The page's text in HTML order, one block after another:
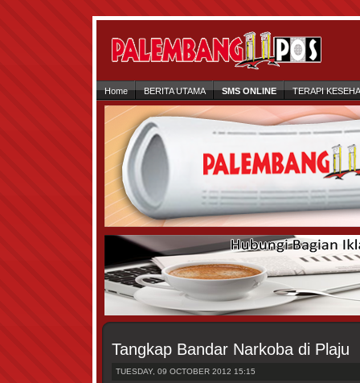
Home BERITA UTAMA SMS ONLINE TERAPI
Tangkap Bandar Narkoba di Plaju
TUESDAY, 09 OCTOBER 2012 15:15